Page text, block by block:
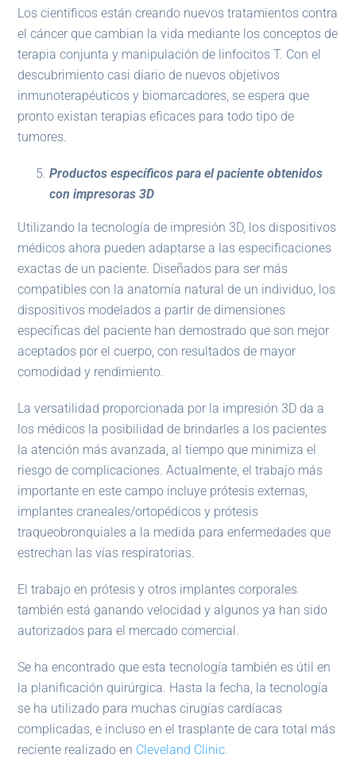
Los científicos están creando nuevos tratamientos contra
el cáncer que cambian la vida mediante los conceptos de
terapia conjunta y manipulación de linfocitos T. Con el
descubrimiento casi diario de nuevos objetivos
inmunoterapéuticos y biomarcadores, se espera que
pronto existan terapias eficaces para todo tipo de
tumores.
Productos específicos para el paciente obtenidos
con impresoras 3D
Utilizando la tecnología de impresión 3D, los dispositivos
médicos ahora pueden adaptarse a las especificaciones
exactas de un paciente. Diseñados para ser más
compatibles con la anatomía natural de un individuo, los
dispositivos modelados a partir de dimensiones
específicas del paciente han demostrado que son mejor
aceptados por el cuerpo, con resultados de mayor
comodidad y rendimiento.
La versatilidad proporcionada por la impresión 3D da a
los médicos la posibilidad de brindarles a los pacientes
la atención más avanzada, al tiempo que minimiza el
riesgo de complicaciones. Actualmente, el trabajo más
importante en este campo incluye prótesis externas,
implantes craneales/ortopédicos y prótesis
traqueobronquiales a la medida para enfermedades que
estrechan las vías respiratorias.
El trabajo en prótesis y otros implantes corporales
también está ganando velocidad y algunos ya han sido
autorizados para el mercado comercial.
Se ha encontrado que esta tecnología también es útil en
la planificación quirúrgica. Hasta la fecha, la tecnología
se ha utilizado para muchas cirugías cardíacas
complicadas, e incluso en el trasplante de cara total más
reciente realizado en Cleveland Clinic.